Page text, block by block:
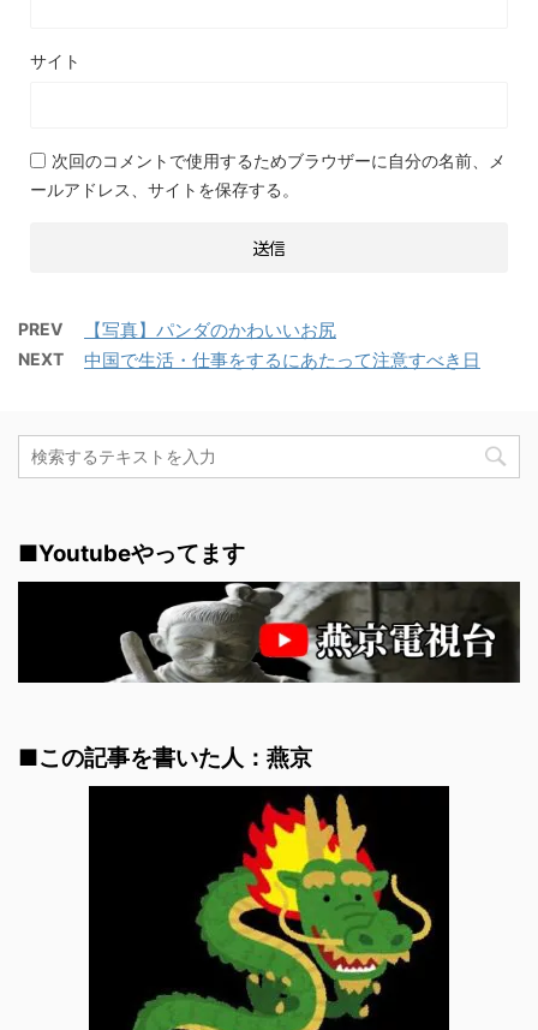
サイト
次回のコメントで使用するためブラウザーに自分の名前、メ
ールアドレス、サイトを保存する。
PREV 【写真】パンダのかわいいお尻
NEXT 中国で生活・仕事をするにあたって注意すべき日
■Youtubeやってます
■この記事を書いた人：燕京